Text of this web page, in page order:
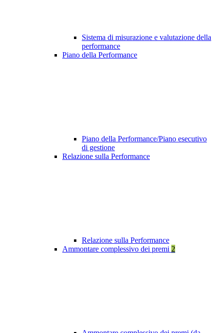
Sistema di misurazione e valutazione della
performance
Piano della Performance
Piano della Performance/Piano esecutivo
di gestione
Relazione sulla Performance
Relazione sulla Performance
Ammontare complessivo dei premi 2